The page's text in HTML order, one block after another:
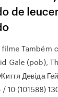
de
filme Também
Gale (pob),
Девiда
10 (101588)